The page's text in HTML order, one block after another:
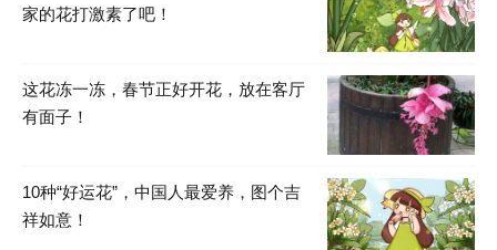
家的花打激素了吧！
这花冻一冻，春节正好开花，放在客厅
有面子！
10种“好运花”，中国人最爱养，图个吉
祥如意！